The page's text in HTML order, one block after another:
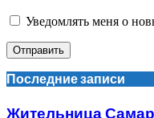
Уведомлять меня о
Последние записи